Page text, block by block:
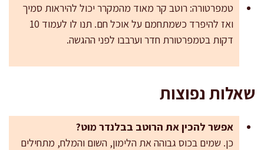
טמפרטורה: רוטב קר מאוד מהמקרר יכול להיראות סמיך
ואז להיפרד כשמתחמם על אוכל חם. תנו לו לעמוד 10
דקות בטמפרטורת חדר וערבבו לפני ההגשה.
שאלות נפוצות
אפשר להכין את הרוטב בבלנדר מוט?
כן. שמים בכוס גבוהה את הלימון, השום והמלח, מתחילים